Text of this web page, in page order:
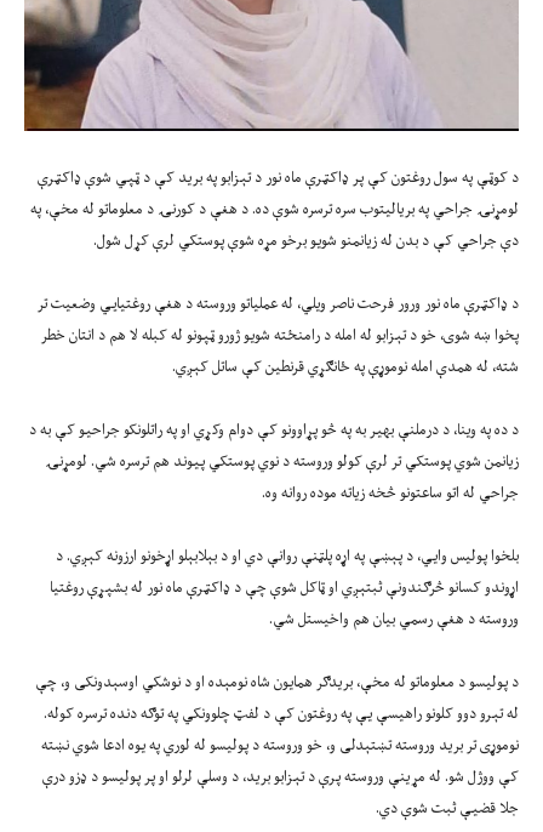
د کوټې په سول روغتون کې پر ډاکټرې ماه نور د تېزابو په برید کې د ټپي شوې ډاکټرې
لومړنۍ جراحي په بریالیتوب سره ترسره شوې ده. د هغې د کورنۍ د معلوماتو له مخې، په
دې جراحي کې د بدن له زیانمنو شویو برخو مړه شوې پوستکي لرې کړل شول.
د ډاکټرې ماه نور ورور فرحت ناصر ویلي، له عملیاتو وروسته د هغې روغتیايي وضعیت تر
پخوا ښه شوی، خو د تېزابو له امله د رامنځته شویو ژورو ټپونو له کبله لا هم د انتان خطر
شته، له همدې امله نوموړې په ځانګړي قرنطین کې ساتل کېږي.
د ده په وینا، د درملنې بهیر به په څو پړاوونو کې دوام وکړي او په راتلونکو جراحیو کې به د
زیانمن شوي پوستکي تر لرې کولو وروسته د نوي پوستکي پیوند هم ترسره شي. لومړنۍ
جراحي له اتو ساعتونو څخه زیاته موده روانه وه.
بلخوا پولیس وایي، د پېښې په اړه پلټنې روانې دي او د بېلابېلو اړخونو ارزونه کېږي. د
اړوندو کسانو څرګندونې ثبتېږي او ټاکل شوې چې د ډاکټرې ماه نور له بشپړې روغتیا
وروسته د هغې رسمي بیان هم واخیستل شي.
د پولیسو د معلوماتو له مخې، بریدګر همایون شاه نومېده او د نوشکي اوسېدونکی و، چې
له تېرو دوو کلونو راهیسې یې په روغتون کې د لفټ چلوونکي په توګه دنده ترسره کوله.
نوموړی تر برید وروسته تښتېدلی و، خو وروسته د پولیسو له لوري په یوه ادعا شوي نښته
کې ووژل شو. له مړینې وروسته پرې د تېزابو برید، د وسلې لرلو او پر پولیسو د ډزو درې
جلا قضیې ثبت شوې دي.